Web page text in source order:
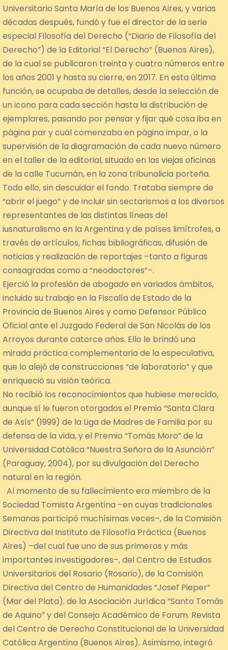
Universitario Santa María de los Buenos Aires, y varias
décadas después, fundó y fue el director de la serie
especial Filosofía del Derecho (“Diario de Filosofía del
Derecho”) de la Editorial “El Derecho” (Buenos Aires),
de la cual se publicaron treinta y cuatro números entre
los años 2001 y hasta su cierre, en 2017. En esta última
función, se ocupaba de detalles, desde la selección de
un icono para cada sección hasta la distribución de
ejemplares, pasando por pensar y fijar qué cosa iba en
página par y cuál comenzaba en página impar, o la
supervisión de la diagramación de cada nuevo número
en el taller de la editorial, situado en las viejas oficinas
de la calle Tucumán, en la zona tribunalicia porteña.
Todo ello, sin descuidar el fondo. Trataba siempre de
“abrir el juego” y de incluir sin sectarismos a los diversos
representantes de las distintas líneas del
iusnaturalismo en la Argentina y de países limítrofes, a
través de artículos, fichas bibliográficas, difusión de
noticias y realización de reportajes –tanto a figuras
consagradas como a “neodoctores”–.
Ejerció la profesión de abogado en variados ámbitos,
incluido su trabajo en la Fiscalía de Estado de la
Provincia de Buenos Aires y como Defensor Público
Oficial ante el Juzgado Federal de San Nicolás de los
Arroyos durante catorce años. Ello le brindó una
mirada práctica complementaria de la especulativa,
que lo alejó de construcciones “de laboratorio” y que
enriqueció su visión teórica.
No recibió los reconocimientos que hubiese merecido,
aunque sí le fueron otorgados el Premio “Santa Clara
de Asís” (1999) de la Liga de Madres de Familia por su
defensa de la vida, y el Premio “Tomás Moro” de la
Universidad Católica “Nuestra Señora de la Asunción”
(Paraguay, 2004), por su divulgación del Derecho
natural en la región.
Al momento de su fallecimiento era miembro de la
Sociedad Tomista Argentina –en cuyas tradicionales
Semanas participó muchísimas veces–, de la Comisión
Directiva del Instituto de Filosofía Práctica (Buenos
Aires) –del cual fue uno de sus primeros y más
importantes investigadores–, del Centro de Estudios
Universitarios del Rosario (Rosario), de la Comisión
Directiva del Centro de Humanidades “Josef Pieper”
(Mar del Plata), de la Asociación Jurídica “Santo Tomás
de Aquino” y del Consejo Académico de Forum. Revista
del Centro de Derecho Constitucional de la Universidad
Católica Argentina (Buenos Aires). Asimismo, integró